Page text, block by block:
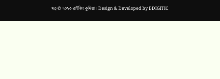
স্বত্ব © ২০২৩ রাইজিং কুমিল্লা। Design & Developed byBDIGITIC